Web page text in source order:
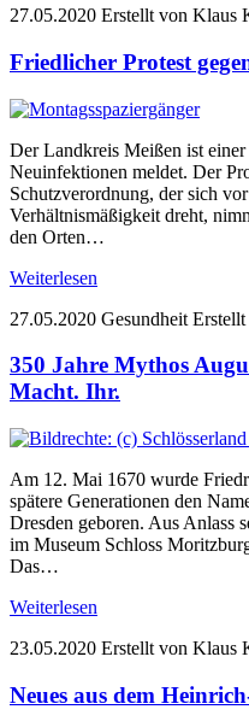
27.05.2020 Erstellt von Klaus
Friedlicher Protest
Der Landkreis Meißen ist
Neuinfektionen meldet. Der
Schutzverordnung, der sich
Verhältnismäßigkeit dreht,
den Orten…
Weiterlesen
27.05.2020 Gesundheit
350 Jahre Mythos
Macht. Ihr.
Am 12. Mai 1670 wurde
spätere Generationen den
Dresden geboren. Aus Anlass
im Museum Schloss
Das…
Weiterlesen
23.05.2020 Erstellt von Klaus
Neues aus dem